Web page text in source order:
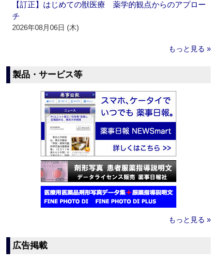
【訂正】はじめての獣医療 薬学的観点からのアプロー
チ
2026年08月06日 (木)
もっと見る »
製品・サービス等
もっと見る »
広告掲載